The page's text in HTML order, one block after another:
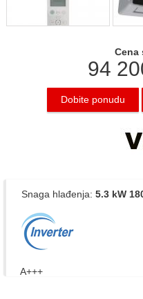
Cena
94
Dobite ponudu
Snaga hlađenja: 5.3 kW
A+++